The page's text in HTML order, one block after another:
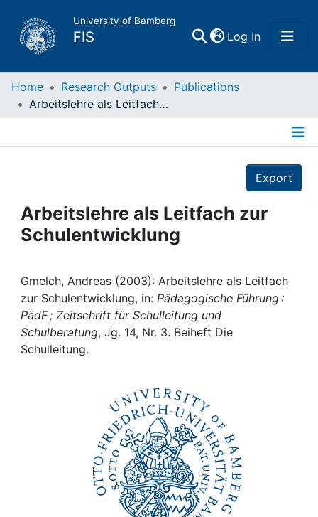
University of Bamberg
FIS Log In(current)
Home
Projects
People
Institutions
Awards
My FIS
Home Research Outputs
Publications
Arbeitslehre als Leitfach zur Schulentwicklung
Export
Arbeitslehre als Leitfach zur
Schulentwicklung
Gmelch, Andreas (2003): Arbeitslehre als Leitfach
zur Schulentwicklung, in: Pädagogische Führung :
PädF ; Zeitschrift für Schulleitung und
Schulberatung, Jg. 14, Nr. 3. Beiheft Die
Schulleitung.